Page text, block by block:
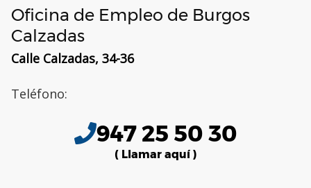
Oficina de Empleo de Burgos
Calzadas
Calle Calzadas, 34-36
Teléfono:
947 25 50 30
( Llamar aquí )